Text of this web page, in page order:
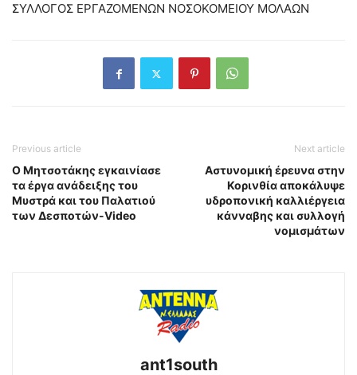
ΣΥΛΛΟΓΟΣ ΕΡΓΑΖΟΜΕΝΩΝ ΝΟΣΟΚΟΜΕΙΟΥ ΜΟΛΑΩΝ
Previous article
Ο Μητσοτάκης εγκαινίασε
τα έργα ανάδειξης του
Μυστρά και του Παλατιού
των Δεσποτών-Video
Next article
Αστυνομική έρευνα στην
Κορινθία αποκάλυψε
υδροπονική καλλιέργεια
κάνναβης και συλλογή
νομισμάτων
ant1south